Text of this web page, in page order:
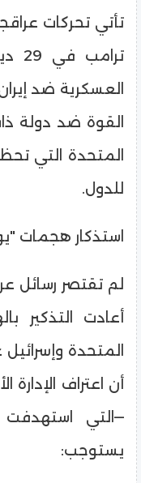
​تأتي تحركات
العسكرية ضد
القوة ضد دولة
المتحدة التي
للدول.
​استذكار هجمات "يونيو
​لم تقتصر رسائل
أعادت التذكير
أن اعتراف
—التي
يستوجب: